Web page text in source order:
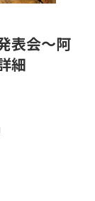
表会〜阿
細